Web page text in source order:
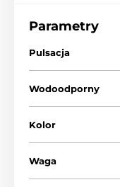
Parametry
Pulsacja
Wodoodporny
Kolor
Waga